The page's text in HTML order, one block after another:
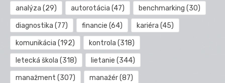
analýza (29) autorotácia (47) benchmarking (30)
diagnostika (77) financie (64) kariéra (45)
komunikácia (192) kontrola (318)
letecká škola (318) lietanie (344)
manažment (307) manažér(87)